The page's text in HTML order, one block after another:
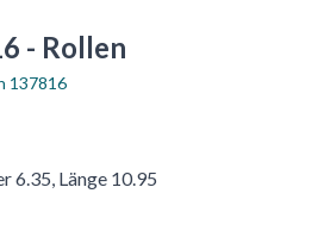
- Rollen
137816
6.35, Länge 10.95